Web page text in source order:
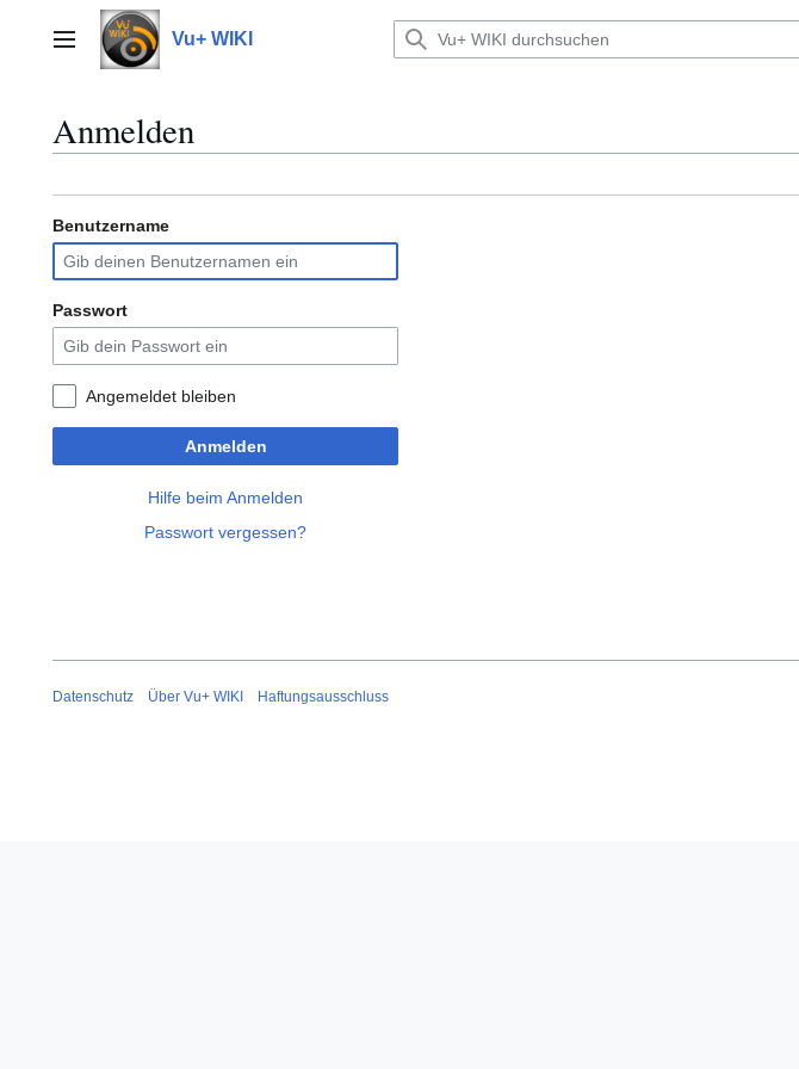
springenHauptmenü Vu+ WIKI
Anmelden
Benutzername
Passwort
Angemeldet bleiben
Anmelden
Hilfe beim Anmelden
Passwort vergessen?
Datenschutz Über Vu+ WIKI Haftungsausschluss